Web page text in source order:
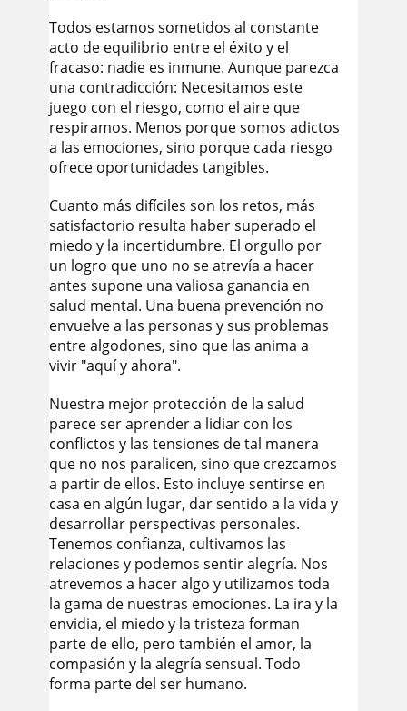
Todos estamos sometidos al constante
acto de equilibrio entre el éxito y el
fracaso: nadie es inmune. Aunque parezca
una contradicción: Necesitamos este
juego con el riesgo, como el aire que
respiramos. Menos porque somos adictos
a las emociones, sino porque cada riesgo
ofrece oportunidades tangibles.
Cuanto más difíciles son los retos, más
satisfactorio resulta haber superado el
miedo y la incertidumbre. El orgullo por
un logro que uno no se atrevía a hacer
antes supone una valiosa ganancia en
salud mental. Una buena prevención no
envuelve a las personas y sus problemas
entre algodones, sino que las anima a
vivir "aquí y ahora".
Nuestra mejor protección de la salud
parece ser aprender a lidiar con los
conflictos y las tensiones de tal manera
que no nos paralicen, sino que crezcamos
a partir de ellos. Esto incluye sentirse en
casa en algún lugar, dar sentido a la vida y
desarrollar perspectivas personales.
Tenemos confianza, cultivamos las
relaciones y podemos sentir alegría. Nos
atrevemos a hacer algo y utilizamos toda
la gama de nuestras emociones. La ira y la
envidia, el miedo y la tristeza forman
parte de ello, pero también el amor, la
compasión y la alegría sensual. Todo
forma parte del ser humano.